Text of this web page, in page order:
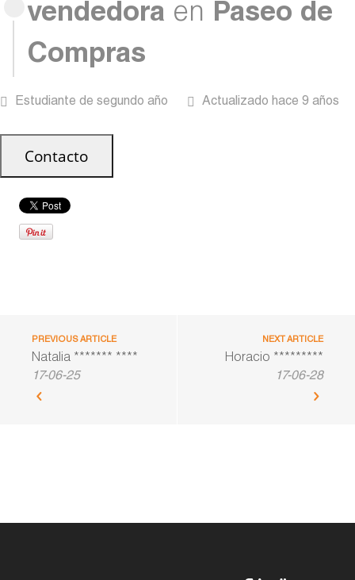
vendedora en Paseo de
Compras
Estudiante de segundo año Actualizado hace 9 años
PREVIOUS ARTICLE
Natalia ******* ****
17-06-25
NEXT ARTICLE
Horacio *********
17-06-28